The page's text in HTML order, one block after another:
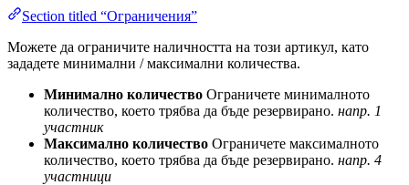
Section titled “Ограничения”
Можете да ограничите наличността на този артикул, като
зададете минимални / максимални количества.
Минимално количество Ограничете минималното
количество, което трябва да бъде резервирано. напр. 1
участник
Максимално количество Ограничете максималното
количество, което трябва да бъде резервирано. напр. 4
участници